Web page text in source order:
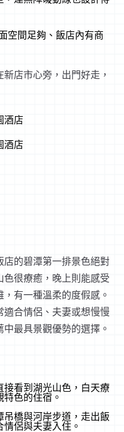
空間足夠、飯店內有商
新店市心旁，出門好走，
店的碧潭第一排景色絕對
色很療癒，晚上則能感受
有一種溫柔的度假感。
適合情侶、夫妻或想慢慢
最具景觀優勢的選擇。
接看到湖光山色，白天療
色的住宿。
吊橋與河岸步道，走出飯
侶與夫妻入住。